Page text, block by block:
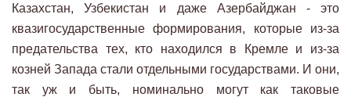
Казахстан, Узбекистан и даже Азербайджан - это
квазигосударственные формирования, которые из-за
предательства тех, кто находился в Кремле и из-за
козней Запада стали отдельными государствами. И они,
так уж и быть, номинально могут как таковые